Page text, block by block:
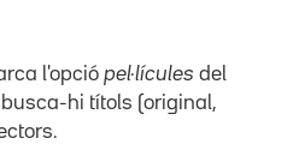
l'opció pel·lícules del
hi títols (original,